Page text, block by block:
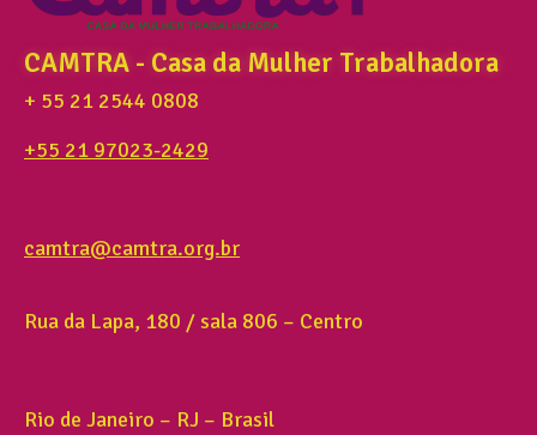
CAMTRA - Casa da Mulher Trabalhadora
+ 55 21 2544 0808
+55 21 97023-2429
camtra@camtra.org.br
Rua da Lapa, 180 / sala 806 – Centro
Rio de Janeiro – RJ – Brasil